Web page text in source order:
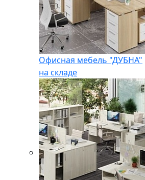
Офисная мебель "ДУБНА"
на складе